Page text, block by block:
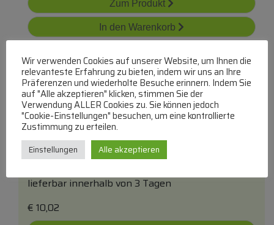
Zum Produkt
In den Warenkorb
0,63a-T Us-Feinsicherungen 6,3x32
Inhalt:10stk.
lieferbar innerhalb von 3 Tagen
€ 10,02
Wir verwenden Cookies auf unserer Website, um Ihnen die
relevanteste Erfahrung zu bieten, indem wir uns an Ihre
Präferenzen und wiederholte Besuche erinnern. Indem Sie
auf "Alle akzeptieren" klicken, stimmen Sie der
Verwendung ALLER Cookies zu. Sie können jedoch
"Cookie-Einstellungen" besuchen, um eine kontrollierte
Zustimmung zu erteilen.
Einstellungen Alle akzeptieren